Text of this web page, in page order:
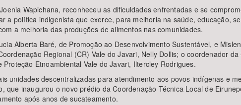
Wapichana, reconheceu as dificuldades enfrentadas e se
a política indigenista que exerce, para melhoria na saúde, educação,
a melhoria das produções de alimentos nas comunidades.
Alberta Baré, de Promoção ao Desenvolvimento Sustentável, e
Regional (CR) Vale do Javari, Nelly Dollis; o coordenador
Etnoambiental Vale do Javari, Iltercley Rodrigues.
unidades descentralizadas para atendimento aos povos indígenas e
que inaugurou o novo prédio da Coordenação Técnica Local de
após anos de sucateamento.